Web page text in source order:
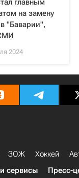
главным
на замену
"Баварии",
2024
ЗОЖ Хоккей
сервисы Пресс-